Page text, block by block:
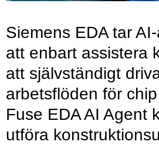
Siemens EDA tar
att enbart assistera
att självständigt
arbetsflöden för
Fuse EDA AI Agent
utföra